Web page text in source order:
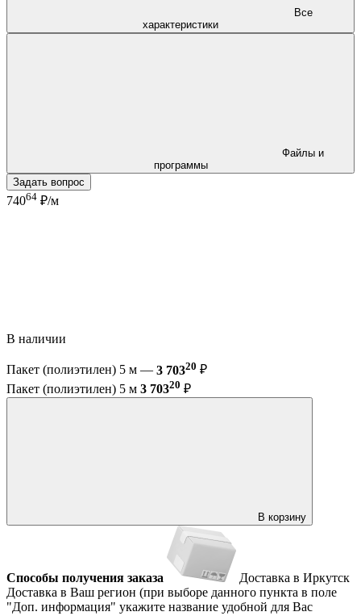
характеристики
программы
Задать вопрос
74064 ₽/м
В наличии
Пакет (полиэтилен) 5 м — 3 70320 ₽
Пакет (полиэтилен) 5 м 3 70320 ₽
В корзину
Способы получения заказа
Доставка в Иркутск
Доставка в Ваш регион (при выборе данного пункта в поле
"Доп. информация" укажите название удобной для Вас